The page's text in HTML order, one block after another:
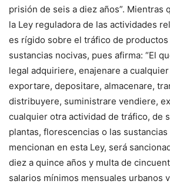
prisión de seis a diez años”. Mientras
la Ley reguladora de las actividades
es rígido sobre el tráfico de
sustancias nocivas, pues afirma: “El
legal adquiriere, enajenare a
exportare, depositare, almacenare,
distribuyere, suministrare vendiere,
cualquier otra actividad de tráfico, de
plantas, florescencias o las
mencionan en esta Ley, será
diez a quince años y multa de
salarios mínimos mensuales urbanos